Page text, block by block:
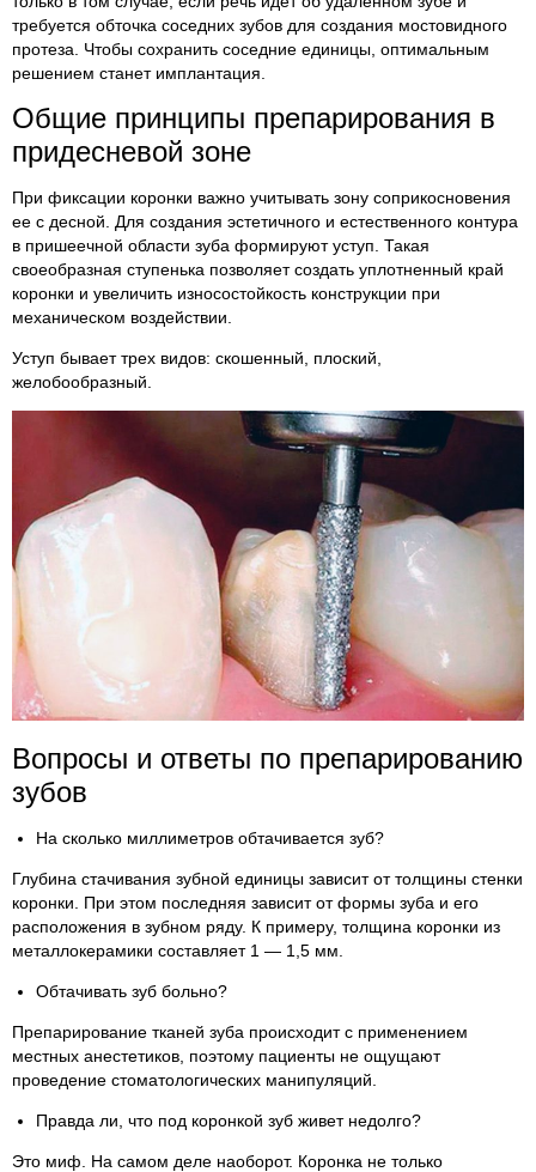
требуется обточка соседних зубов для создания мостовидного
протеза. Чтобы сохранить соседние единицы, оптимальным
решением станет имплантация.
Общие принципы препарирования в
придесневой зоне
При фиксации коронки важно учитывать зону соприкосновения
ее с десной. Для создания эстетичного и естественного контура
в пришеечной области зуба формируют уступ. Такая
своеобразная ступенька позволяет создать уплотненный край
коронки и увеличить износостойкость конструкции при
механическом воздействии.
Уступ бывает трех видов: скошенный, плоский,
желобообразный.
Вопросы и ответы по препарированию
зубов
На сколько миллиметров обтачивается зуб?
Глубина стачивания зубной единицы зависит от толщины стенки
коронки. При этом последняя зависит от формы зуба и его
расположения в зубном ряду. К примеру, толщина коронки из
металлокерамики составляет 1 — 1,5 мм.
Обтачивать зуб больно?
Препарирование тканей зуба происходит с применением
местных анестетиков, поэтому пациенты не ощущают
проведение стоматологических манипуляций.
Правда ли, что под коронкой зуб живет недолго?
Это миф. На самом деле наоборот. Коронка не только